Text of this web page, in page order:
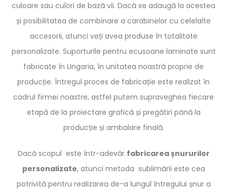
culoare sau culori de bază vii. Dacă se adaugă la acestea
și posibilitatea de combinare a carabinelor cu celelalte
accesorii, atunci veți avea produse în totalitate
personalizate. Suporturile pentru ecusoane laminate sunt
fabricate în Ungaria, în unitatea noastră proprie de
producție. Întregul proces de fabricație este realizat în
cadrul firmei noastre, astfel putem supraveghea fiecare
etapă de la proiectare grafică și pregătiri până la
producție și ambalare finală.
Dacă scopul este într-adevăr fabricarea șnururilor
personalizate, atunci metoda sublimării este cea
potrivită pentru realizarea de-a lungul întregului șnur a